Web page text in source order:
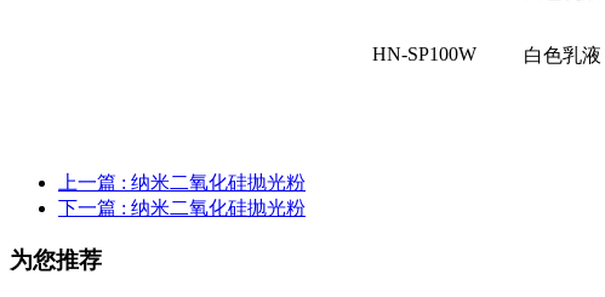
HN-SP100W 白色乳液
上一篇 : 纳米二氧化硅抛光粉
下一篇 : 纳米二氧化硅抛光粉
为您推荐